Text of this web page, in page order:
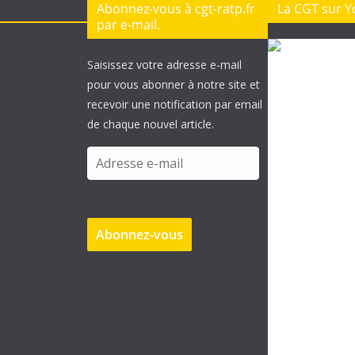
Abonnez-vous à cgt-ratp.fr
par e-mail.
Saisissez votre adresse e-mail
pour vous abonner à notre site et
recevoir une notification par email
de chaque nouvel article.
d
e
s
Abonnez-vous
La CGT sur